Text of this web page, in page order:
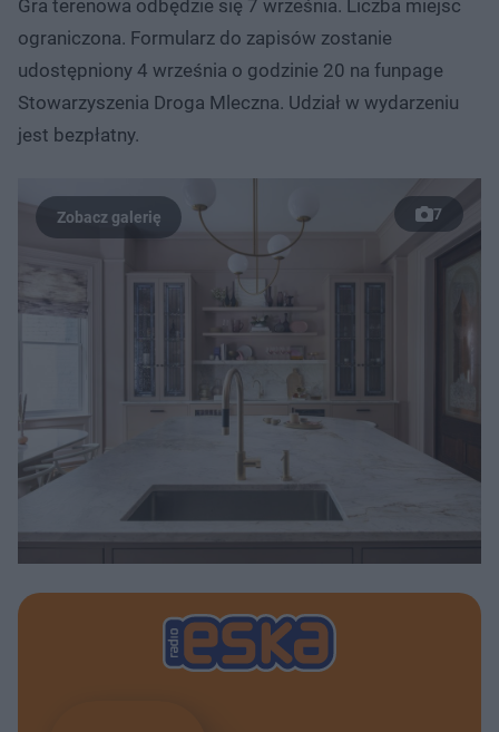
Gra terenowa odbędzie się 7 września. Liczba miejsc
ograniczona. Formularz do zapisów zostanie
udostępniony 4 września o godzinie 20 na funpage
Stowarzyszenia Droga Mleczna. Udział w wydarzeniu
jest bezpłatny.
7